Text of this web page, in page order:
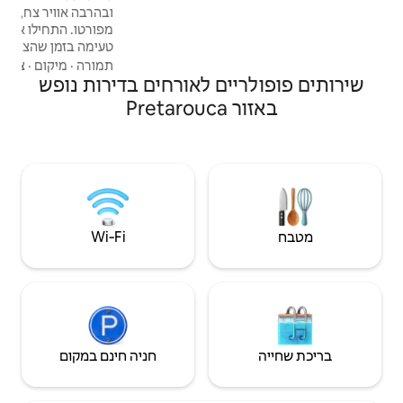
ובהרבה אוויר צח, במרחק שעה אחת בלבד
מפורטו. התחילו את היום עם ארוחת בוקר
טעימה בזמן שהציפורים שרות, הירגעו אחר
הצהריים עם ספר בצל עץ גדול, וסיימו את הערב
שלכם עם כוס יין ושיחות עמוקות. בריכת המים
המלוחים הייחודית, הממוסגרת על ידי עצים
מרהיבים, מציעה נופים עוצרי נשימה של עמק
לאורחים בדירות נופש
Wi‑Fi
חניה חינם במקום